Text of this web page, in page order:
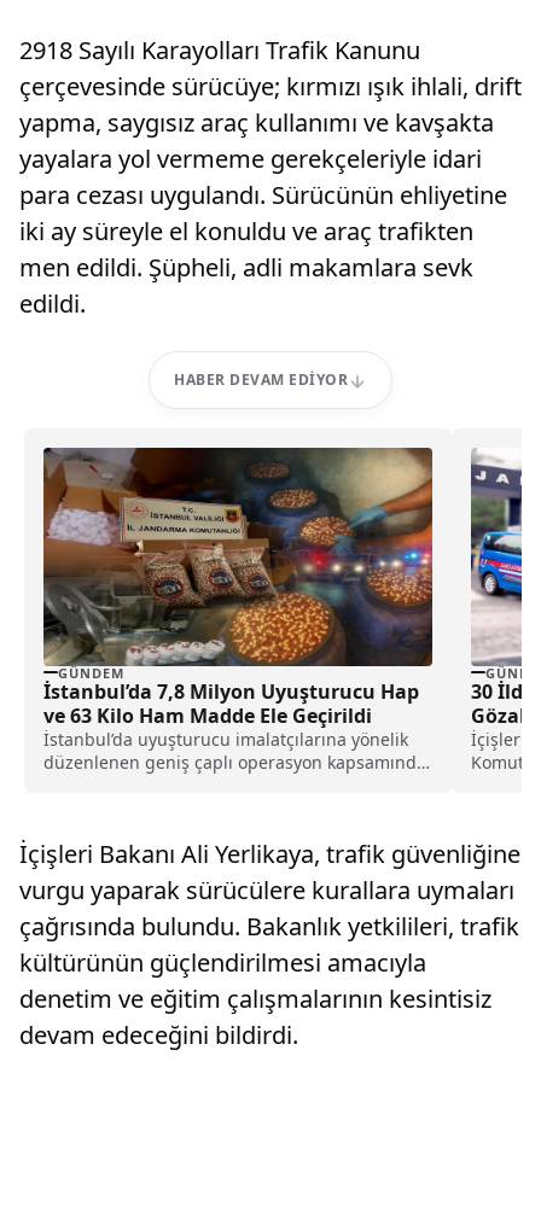
2918 Sayılı Karayolları Trafik Kanunu
çerçevesinde sürücüye; kırmızı ışık ihlali, drift
yapma, saygısız araç kullanımı ve kavşakta
yayalara yol vermeme gerekçeleriyle idari
para cezası uygulandı. Sürücünün ehliyetine
iki ay süreyle el konuldu ve araç trafikten
men edildi. Şüpheli, adli makamlara sevk
edildi.
HABER DEVAM EDIYOR
GÜNDEM
İstanbul’da 7,8 Milyon Uyuşturucu Hap
ve 63 Kilo Ham Madde Ele Geçirildi
İstanbul’da uyuşturucu imalatçılarına yönelik
düzenlenen geniş çaplı operasyon kapsamında
30 İlde
İçişleri
İçişleri Bakanı Ali Yerlikaya, trafik güvenliğine
vurgu yaparak sürücülere kurallara uymaları
çağrısında bulundu. Bakanlık yetkilileri, trafik
kültürünün güçlendirilmesi amacıyla
denetim ve eğitim çalışmalarının kesintisiz
devam edeceğini bildirdi.